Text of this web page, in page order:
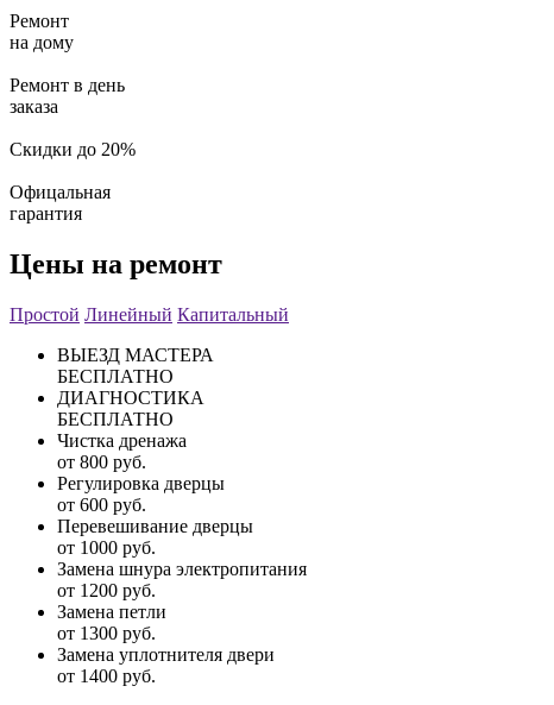
Ремонт
на дому
Ремонт в день
заказа
Скидки до 20%
Офицальная
гарантия
Цены на ремонт
Простой Линейный Капитальный
ВЫЕЗД МАСТЕРА
БЕСПЛАТНО
ДИАГНОСТИКА
БЕСПЛАТНО
Чистка дренажа
от 800 руб.
Регулировка дверцы
от 600 руб.
Перевешивание дверцы
от 1000 руб.
Замена шнура электропитания
от 1200 руб.
Замена петли
от 1300 руб.
Замена уплотнителя двери
от 1400 руб.